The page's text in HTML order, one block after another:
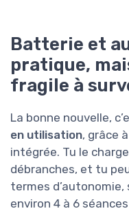
Batterie et
pratique,
fragile à
La bonne nouvelle,
en utilisation, grâce
intégrée. Tu le
débranches, et tu
termes
environ 4 à 6